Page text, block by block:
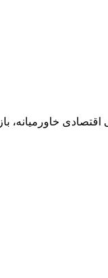
خاورمیانه،